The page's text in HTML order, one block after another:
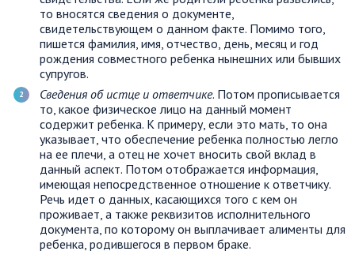
то вносятся сведения о документе,
свидетельствующем о данном факте. Помимо того,
пишется фамилия, имя, отчество, день, месяц и год
рождения совместного ребенка нынешних или бывших
супругов.
Сведения об истце и ответчике. Потом прописывается
то, какое физическое лицо на данный момент
содержит ребенка. К примеру, если это мать, то она
указывает, что обеспечение ребенка полностью легло
на ее плечи, а отец не хочет вносить свой вклад в
данный аспект. Потом отображается информация,
имеющая непосредственное отношение к ответчику.
Речь идет о данных, касающихся того с кем он
проживает, а также реквизитов исполнительного
документа, по которому он выплачивает алименты для
ребенка, родившегося в первом браке.